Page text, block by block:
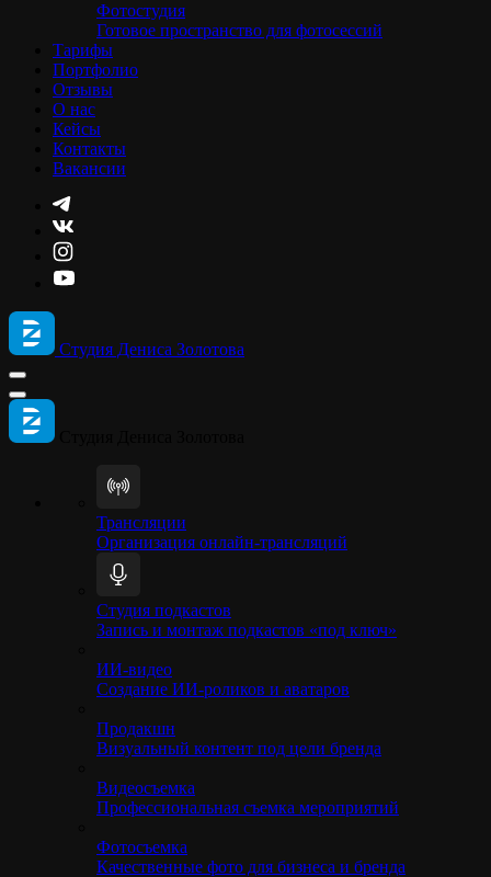
Фотостудия
Готовое пространство для фотосессий
Тарифы
Портфолио
Отзывы
О нас
Кейсы
Контакты
Вакансии
Студия Дениса Золотова
Трансляции
Организация онлайн-трансляций
Студия подкастов
Запись и монтаж подкастов «под ключ»
ИИ-видео
Создание ИИ-роликов и аватаров
Продакшн
Визуальный контент под цели бренда
Видеосъемка
Профессиональная съемка мероприятий
Фотосъемка
Качественные фото для бизнеса и бренда